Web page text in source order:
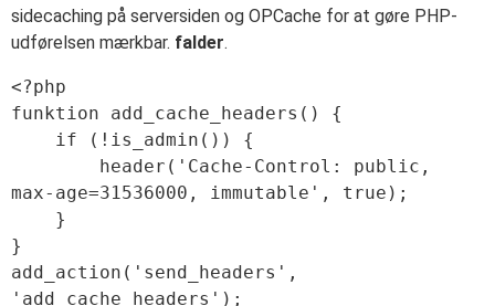
sidecaching på serversiden og OPCache for at gøre PHP-
udførelsen mærkbar. falder.
<?php
funktion add_cache_headers() {
max-age=31536000, immutable', true);
}
add_action('send_headers',